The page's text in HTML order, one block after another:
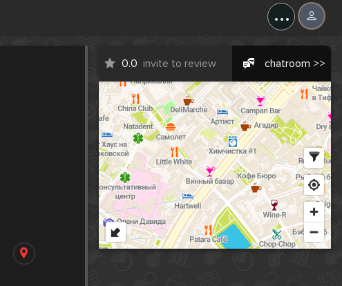
...
0.0 invite to review chatroom >>